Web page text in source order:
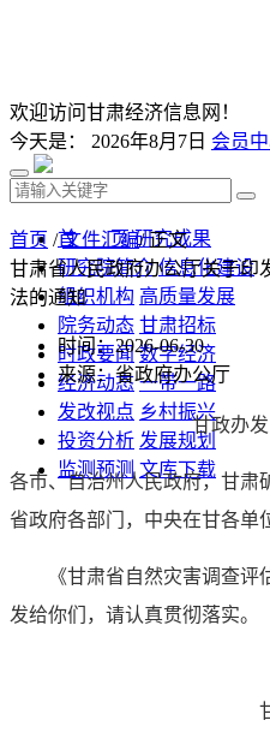
欢迎访问甘肃经济信息网！
今天是： 2026年8月7日 会员
首 页 研究成果
研究院简介 信息化建设
组织机构 高质量发展
院务动态 甘肃招标
时政要闻 数字经济
经济动态 一带一路
发改视点 乡村振兴
投资分析 发展规划
监测预测 文库下载
首页 /文件汇编/ 正文
甘肃省人民政府办公厅关于印
法的通知
时间：2026-06-30
来源：省政府办公厅
甘政办
各市、自治州人民政府，甘肃
省政府各部门，中央在甘各单
《甘肃省自然灾害调查
发给你们，请认真贯彻落实。